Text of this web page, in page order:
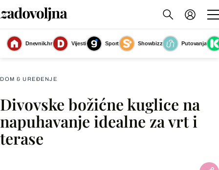
Dnevnik.hr Vijesti Sport Showbizz
Putovanja
Slika nije dostupna
DOM & UREĐENJE
Divovske božićne kuglice na
napuhavanje idealne za vrt i
terase
Facebook